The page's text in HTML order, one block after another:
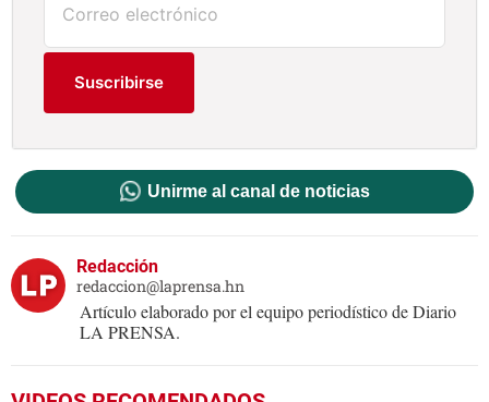
Suscribirse
Unirme al canal de noticias
Redacción
redaccion@laprensa.hn
Artículo elaborado por el equipo periodístico de Diario
LA PRENSA.